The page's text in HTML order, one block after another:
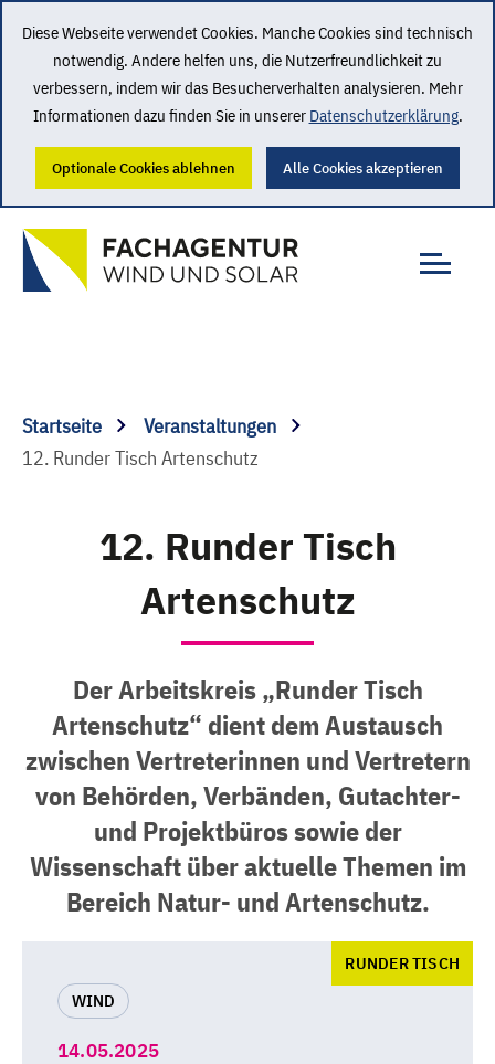
Diese Webseite verwendet Cookies. Manche Cookies sind technisch
notwendig. Andere helfen uns, die Nutzerfreundlichkeit zu
verbessern, indem wir das Besucherverhalten analysieren. Mehr
Informationen dazu finden Sie in unserer Datenschutzerklärung.
Optionale Cookies ablehnen Alle Cookies akzeptieren
Startseite
Veranstaltungen
12. Runder Tisch Artenschutz
12. Runder Tisch
Artenschutz
Der Arbeitskreis „Runder Tisch
Artenschutz“ dient dem Austausch
zwischen Vertreterinnen und Vertretern
von Behörden, Verbänden, Gutachter-
und Projektbüros sowie der
Wissenschaft über aktuelle Themen im
Bereich Natur- und Artenschutz.
RUNDER TISCH
WIND
14.05.2025